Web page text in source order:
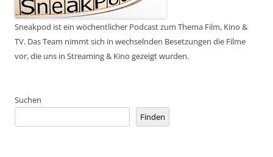
Sneakpod ist ein wöchentlicher Podcast zum Thema Film, Kino &
TV. Das Team nimmt sich in wechselnden Besetzungen die Filme
vor, die uns in Streaming & Kino gezeigt wurden.
Suchen
Finden